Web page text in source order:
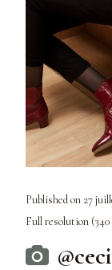
Published on 27
Full resolution (340